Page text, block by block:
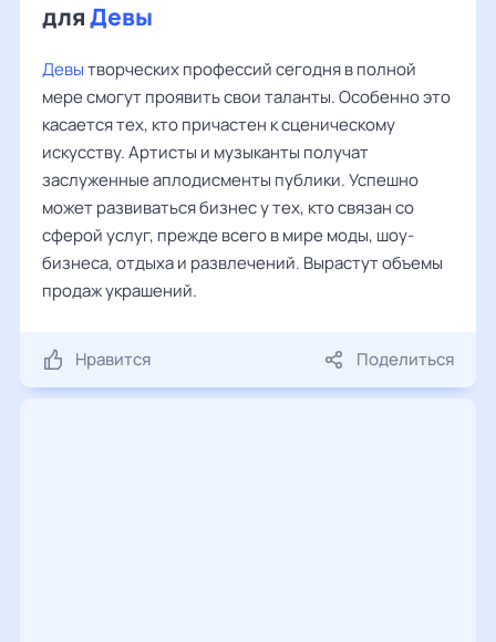
дляДевы
Девытворческих профессий сегодня в полной
мере смогут проявить свои таланты. Особенно это
касается тех, кто причастен к сценическому
искусству. Артисты и музыканты получат
заслуженные аплодисменты публики. Успешно
может развиваться бизнес у тех, кто связан со
сферой услуг, прежде всего в мире моды, шоу-
бизнеса, отдыха и развлечений. Вырастут объемы
продаж украшений.
Нравится Поделиться